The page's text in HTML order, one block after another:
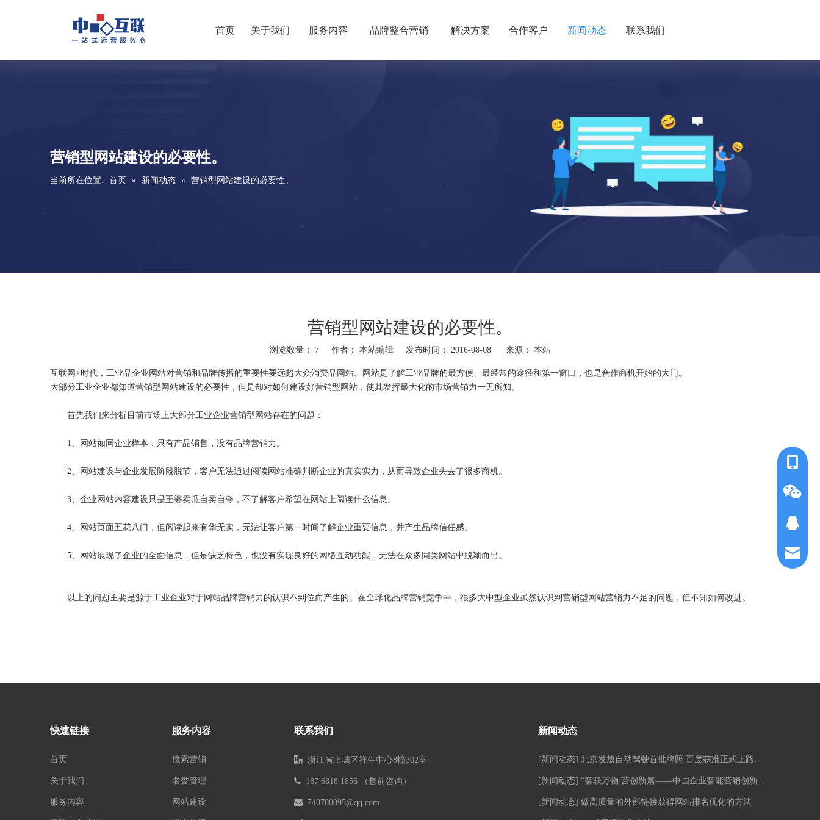
首页 关于我们 服务内容 品牌整合营销 解决方案 合作客户 新闻动态 联系我们
营销型网站建设的必要性。
当前所在位置: 首页 » 新闻动态 » 营销型网站建设的必要性。
营销型网站建设的必要性。
浏览数量： 7作者： 本站编辑 发布时间： 2016-08-08 来源： 本站
["wechat","weibo","qzone","douban","email"]
互联网+时代，工业品企业网站对营销和品牌传播的重要性要远超大众消费品网站。网站是了解工业品牌的最方便、最经常的途径和第一窗口，也是合作商机开始的大门。
大部分工业企业都知道营销型网站建设的必要性，但是却对如何建设好营销型网站，使其发挥最大化的市场营销力一无所知。
首先我们来分析目前市场上大部分工业企业营销型网站存在的问题：
1、网站如同企业样本，只有产品销售，没有品牌营销力。
2、网站建设与企业发展阶段脱节，客户无法通过阅读网站准确判断企业的真实实力，从而导致企业失去了很多商机。
3、企业网站内容建设只是王婆卖瓜自卖自夸，不了解客户希望在网站上阅读什么信息。
4、网站页面五花八门，但阅读起来有华无实，无法让客户第一时间了解企业重要信息，并产生品牌信任感。
5、网站展现了企业的全面信息，但是缺乏特色，也没有实现良好的网络互动功能，无法在众多同类网站中脱颖而出。
以上的问题主要是源于工业企业对于网站品牌营销力的认识不到位而产生的。在全球化品牌营销竞争中，很多大中型企业虽然认识到营销型网站营销力不足的问题，但不知如何改进。
快速链接
首页
关于我们
服务内容
QQ客服
邮箱
服务内容
搜索营销
名誉管理
网站建设
联系我们
 浙江省上城区祥生中心8幢302室
 187 6818 1856 （售前咨询）
 740700095@qq.com
新闻动态
[新闻动态] 北京发放自动驾驶首批牌照 百度获准正式上路测试
[新闻动态] “智联万物 营创新篇——中国企业智能营销创新峰会•南京站”活动圆满落幕！
[新闻动态] 做高质量的外部链接获得网站排名优化的方法